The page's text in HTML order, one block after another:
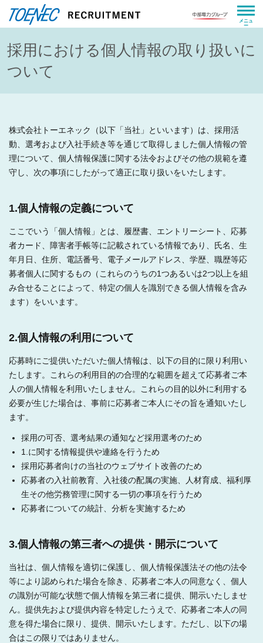
中部電
採用における個人情報の取り扱いに
ついて
株式会社トーエネック（以下「当社」といいます）は、採用活
動、選考および入社手続き等を通じて取得しました個人情報の管
理について、個人情報保護に関する法令およびその他の規範を遵
守し、次の事項にしたがって適正に取り扱いをいたします。
1.個人情報の定義について
ここでいう「個人情報」とは、履歴書、エントリーシート、応募
者カード、障害者手帳等に記載されている情報であり、氏名、生
年月日、住所、電話番号、電子メールアドレス、学歴、職歴等応
募者個人に関するもの（これらのうちの1つあるいは2つ以上を組
み合せることによって、特定の個人を識別できる個人情報を含み
ます）をいいます。
2.個人情報の利用について
応募時にご提供いただいた個人情報は、以下の目的に限り利用い
たします。これらの利用目的の合理的な範囲を超えて応募者ご本
人の個人情報を利用いたしません。これらの目的以外に利用する
必要が生じた場合は、事前に応募者ご本人にその旨を通知いたし
ます。
採用の可否、選考結果の通知など採用選考のため
1.に関する情報提供や連絡を行うため
採用応募者向けの当社のウェブサイト改善のため
応募者の入社前教育、入社後の配属の実施、人材育成、福利厚
生その他労務管理に関する一切の事項を行うため
応募者についての統計、分析を実施するため
3.個人情報の第三者への提供・開示について
当社は、個人情報を適切に保護し、個人情報保護法その他の法令
等により認められた場合を除き、応募者ご本人の同意なく、個人
の識別が可能な状態で個人情報を第三者に提供、開示いたしませ
ん。提供先および提供内容を特定したうえで、応募者ご本人の同
意を得た場合に限り、提供、開示いたします。ただし、以下の場
合はこの限りではありません。